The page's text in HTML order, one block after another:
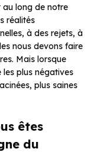
au long de notre
réalités
à des rejets, à
nous devons faire
Mais lorsque
plus négatives
plus saines
êtes
du